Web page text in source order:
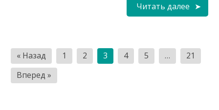
Читать далее
Пагинация
записей
« Назад 1 2 3 4 5 …
21
Вперед »